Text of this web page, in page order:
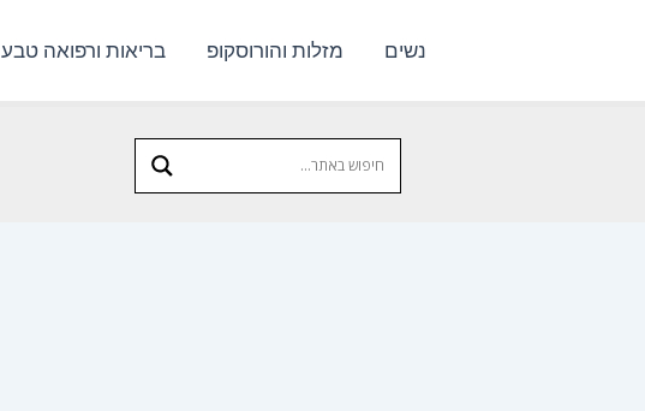
נשים מזלות והורוסקופ בריאות ורפואה